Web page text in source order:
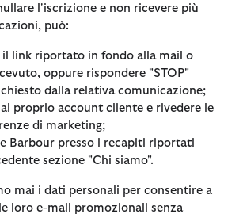
l'iscrizione e non ricevere più
può:
link riportato in fondo alla mail o
oppure rispondere "STOP"
dalla relativa comunicazione;
proprio account cliente e rivedere le
di marketing;
Barbour presso i recapiti riportati
sezione "Chi siamo".
mai i dati personali per consentire a
loro e-mail promozionali senza